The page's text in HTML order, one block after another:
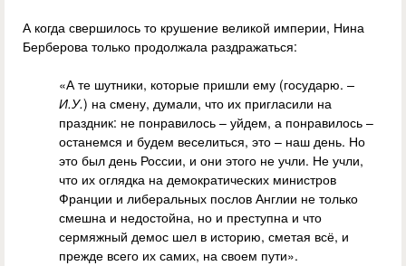
А когда свершилось то крушение великой империи, Нина
Берберова только продолжала раздражаться:
«А те шутники, которые пришли ему (государю. –
И.У.) на смену, думали, что их пригласили на
праздник: не понравилось – уйдем, а понравилось –
останемся и будем веселиться, это – наш день. Но
это был день России, и они этого не учли. Не учли,
что их оглядка на демократических министров
Франции и либеральных послов Англии не только
смешна и недостойна, но и преступна и что
сермяжный демос шел в историю, сметая всё, и
прежде всего их самих, на своем пути».